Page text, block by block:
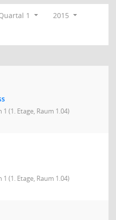
1
2015
(1. Etage, Raum 1.04)
(1. Etage, Raum 1.04)